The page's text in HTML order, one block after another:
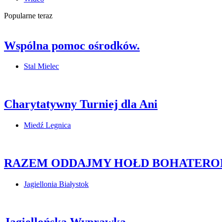
Popularne teraz
Wspólna pomoc ośrodków.
Stal Mielec
Charytatywny Turniej dla Ani
Miedź Legnica
RAZEM ODDAJMY HOŁD
Jagiellonia Białystok